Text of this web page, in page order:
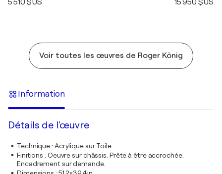
5 510 $US 15 950 $US
Voir toutes les œuvres de Roger König
Information
Détails de l'œuvre
Technique: Acrylique sur Toile
Finitions : Oeuvre sur châssis. Prête à être accrochée.
Encadrement sur demande.